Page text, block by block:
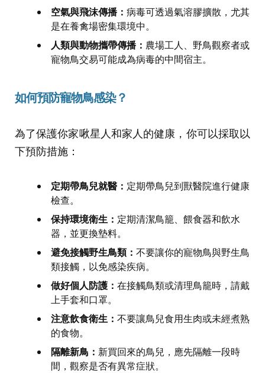
空氣與飛沫傳播： 病毒可透過氣溶膠擴散，尤其
是在養禽場密集環境中。
人類與動物攜帶傳播： 農場工人、野鳥觀察者或
寵物鳥交易可能成為病毒的中間宿主。
如何預防寵物鳥感染？
為了保護你家啾星人和家人的健康，你可以採取以
下預防措施：
定期帶鳥兒就醫： 定期帶鳥兒到獸醫院進行健康
檢查。
保持環境衛生： 定期清潔鳥籠、餵食器和飲水
器，並更換墊料。
避免接觸野生鳥類： 不要讓你的寵物鳥與野生鳥
類接觸，以免感染疾病。
做好個人防護： 在接觸鳥類或清理鳥籠時，請戴
上手套和口罩。
注意飲食衛生： 不要讓鳥兒食用生肉或未經煮熟
的食物。
隔離新鳥： 新買回來的鳥兒，應先隔離一段時
間，觀察是否有異常症狀。